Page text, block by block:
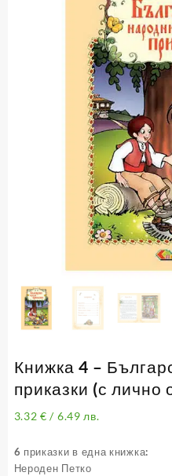
Книжка 4 –
приказки (с
3.32 € / 6.49 лв.
6 приказки в една книжка:
Нероден Петко